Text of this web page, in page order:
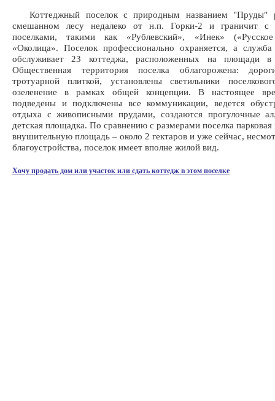
Коттеджный поселок с природным названием "Пруды"
смешанном лесу недалеко от н.п. Горки-2 и граничит с
поселками, такими как «Рублевский», «Инек»
«Околица». Поселок профессионально охраняется, а служба
обслуживает 23 коттеджа, расположенных на площади в
Общественная территория поселка облагорожена:
тротуарной плиткой, установлены светильники
озеленение в рамках общей концепции. В настоящее
подведены и подключены все коммуникации, ведется
отдыха с живописными прудами, создаются прогулочные
детская площадка. По сравнению с размерами поселка парковая
внушительную площадь – около 2 гектаров и уже сейчас,
благоустройства, поселок имеет вполне жилой вид.
Хочу продать дом или участок или сдать коттедж в этом поселке